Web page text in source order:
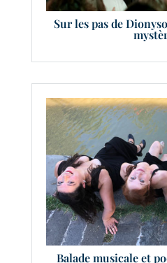
Sur les pas de
Balade musicale et